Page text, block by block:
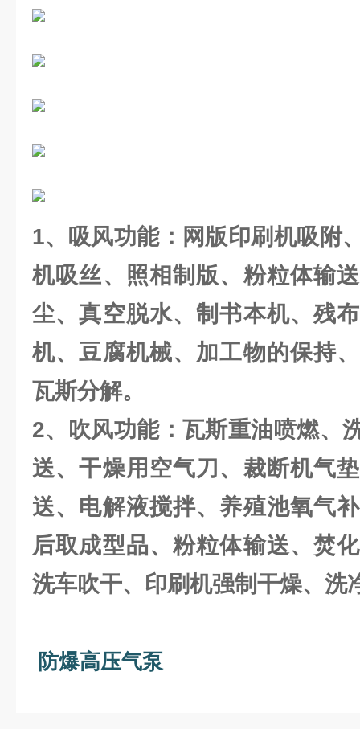
1、吸风功能：网版印刷机吸附
机吸丝、照相制版、粉粒体输
尘、真空脱水、制书本机、残
机、豆腐机械、加工物的保持
瓦斯分解。
2、吹风功能：瓦斯重油喷燃、
送、干燥用空气刀、裁断机气
送、电解液搅拌、养殖池氧气
后取成型品、粉粒体输送、焚
洗车吹干、印刷机强制干燥、洗
防爆高压气泵